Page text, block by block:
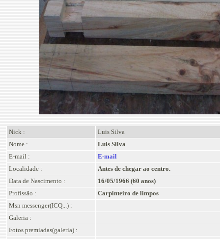
Nick :
Luis Silva
Nome :
Luis Silva
E-mail :
E-mail
Localidade :
Antes de chegar ao centro.
Data de Nascimento :
16/05/1966 (60 anos)
Profissão :
Carpinteiro de limpos
Msn messenger(ICQ...) :
Galeria :
Fotos premiadas(galeria) :